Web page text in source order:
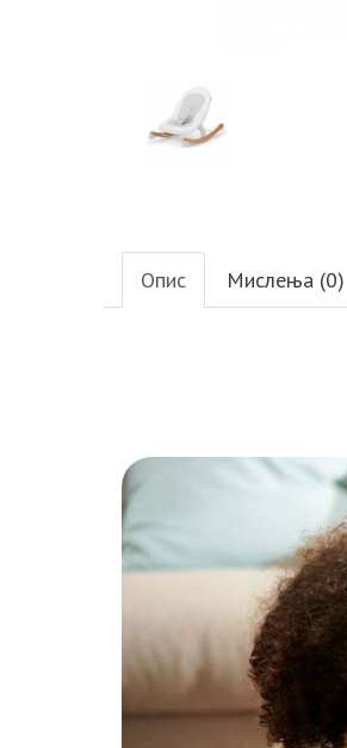
Опис Мислења (0)